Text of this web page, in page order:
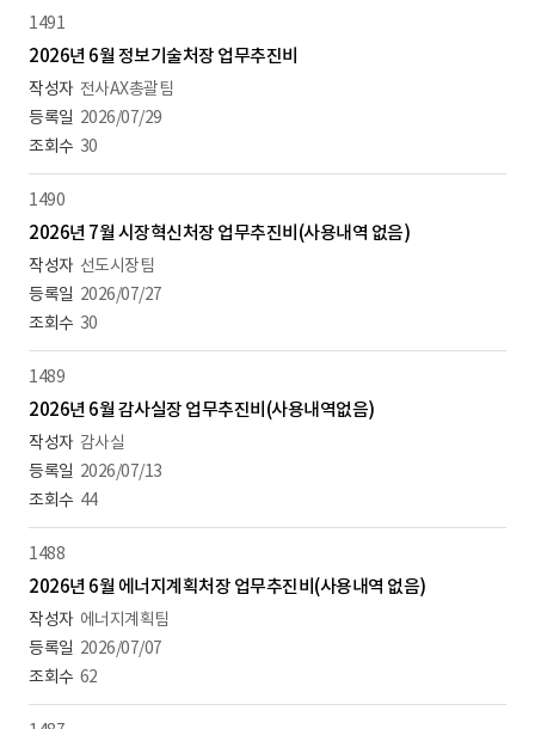
1491
2026년 6월 정보기술처장 업무추진비
전사AX총괄팀
2026/07/29
30
1490
2026년 7월 시장혁신처장 업무추진비(사용내역 없음)
선도시장팀
2026/07/27
30
1489
2026년 6월 감사실장 업무추진비(사용내역없음)
감사실
2026/07/13
44
1488
2026년 6월 에너지계획처장 업무추진비(사용내역 없음)
에너지계획팀
2026/07/07
62